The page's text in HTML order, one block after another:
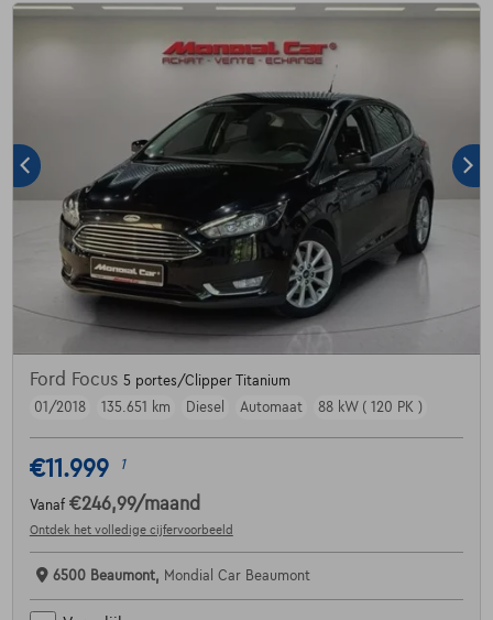
Ford Focus 5 portes/Clipper Titanium
01/2018
135.651 km Diesel Automaat 88 kW ( 120 PK )
€11.999 1
Vanaf €246,99/maand
Ontdek het volledige cijfervoorbeeld
6500 Beaumont, Mondial Car Beaumont